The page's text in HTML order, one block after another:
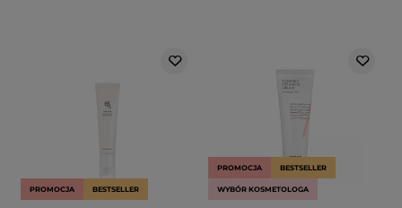
PROMOCJA BESTSELLER
PROMOCJA BESTSELLER
WYBÓR KOSMETOLOGA